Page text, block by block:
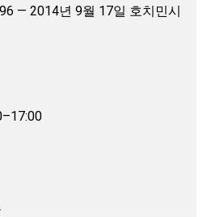
— 2014년 9월 17일 호치민시